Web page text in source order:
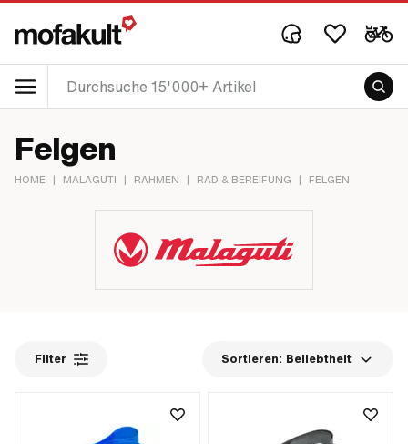
Felgen
HOME | MALAGUTI | RAHMEN | RAD & BEREIFUNG | FELGEN
Filter Sortieren: Beliebtheit